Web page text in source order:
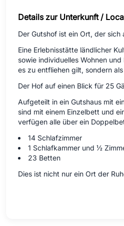
Details zur Unterkunft /
Der Gutshof ist ein Ort, der
Eine Erlebnisstätte ländlicher
sowie individuelles Wohnen
es zu entfliehen gilt, sondern
Der Hof auf einen Blick für 25
Aufgeteilt in ein Gutshaus mit
sind mit einem Einzelbett und
verfügen alle über ein
14 Schlafzimmer
1 Schlafkammer und ½
23 Betten
Dies ist nicht nur ein Ort der